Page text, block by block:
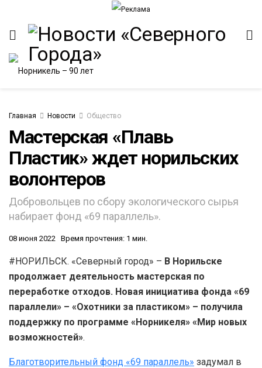
Главная Новости Общество
Мастерская «Плавь
Пластик» ждет норильских
волонтеров
Добровольцев по сбору экологического сырья
набирает фонд «69 параллель».
08 июня 2022 Время прочтения: 1 мин.
#НОРИЛЬСК. «Северный город» – В Норильске
продолжает деятельность мастерская по
переработке отходов. Новая инициатива фонда «69
параллели» – «Охотники за пластиком» – получила
поддержку по программе «Норникеля» «Мир новых
возможностей».
Благотворительный фонд «69 параллель» задумал в